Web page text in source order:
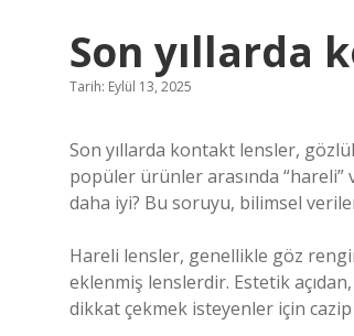
Son yıllarda
Tarih: Eylül 13, 2025
Son yıllarda kontakt lensler,
popüler ürünler arasında “hareli”
daha iyi? Bu soruyu, bilimsel
Hareli lensler, genellikle göz
eklenmiş lenslerdir. Estetik
dikkat çekmek isteyenler için